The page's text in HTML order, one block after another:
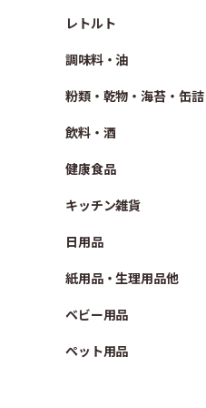
レトルト
調味料・油
粉類・乾物・海苔・缶詰
飲料・酒
健康食品
キッチン雑貨
日用品
紙用品・生理用品他
ベビー用品
ペット用品